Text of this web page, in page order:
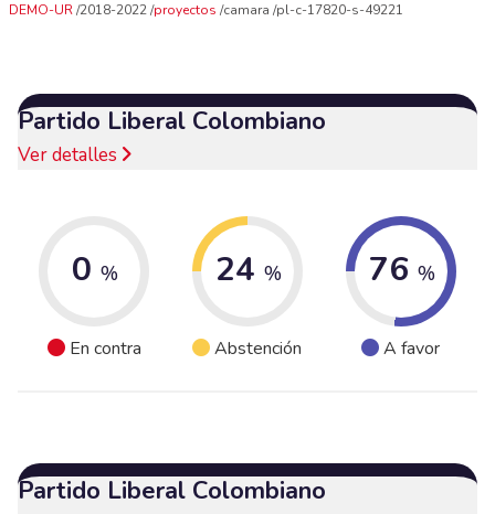
DEMO-UR 2018-2022 proyectos camara pl-c-17820-s-49221
Partido Liberal Colombiano
Ver detalles
0 %
En contra
24 %
Abstención
76 %
A favor
Partido Liberal Colombiano